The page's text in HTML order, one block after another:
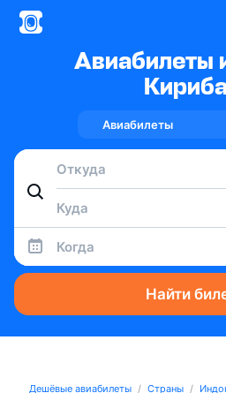
Авиабилеты
Авиабилеты
Когда
Найти
Дешёвые авиабилеты Страны